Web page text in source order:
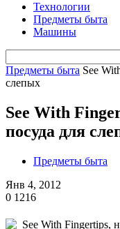
Технологии
Предметы быта
Машины
Предметы быта See
слепых
See With
посуда для
Предметы быта
Янв 4, 2012
0 1216